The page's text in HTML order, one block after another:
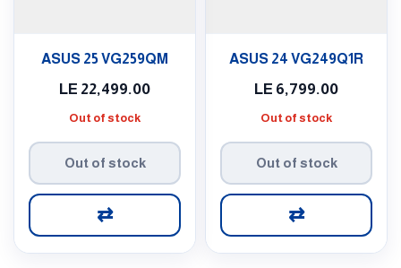
ASUS 24 VG249Q1R
LE 6,799.00
Out of stock
Out of stock
⇄
ASUS 25 VG259QM
LE 22,499.00
Out of stock
Out of stock
⇄